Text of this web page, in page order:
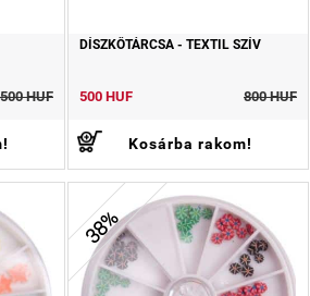
HUF
DÍSZKŐTÁRCSA - TEXTIL SZÍV
500 HUF 800 HUF
Kosárba rakom!
38%